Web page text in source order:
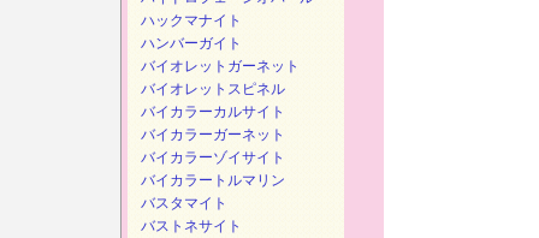
ハックマナイト
ハンバーガイト
バイオレットガーネット
バイオレットスピネル
バイカラーカルサイト
バイカラーガーネット
バイカラーゾイサイト
バイカラートルマリン
バスタマイト
バストネサイト